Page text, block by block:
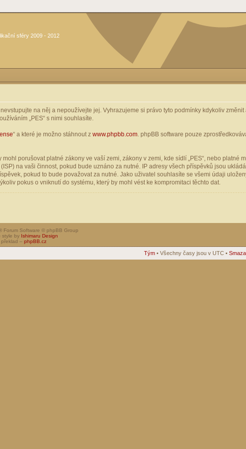
sféry 2009 - 2012
na něj a nepoužívejte jej. Vyhrazujeme si právo tyto podmínky kdykoliv
„PES“ s nimi souhlasíte.
“ a které je možno stáhnout z www.phpbb.com. phpBB software pouze
porušovat platné zákony ve vaší zemi, zákony v zemi, kde sídlí „PES“, nebo platné
na vaši činnost, pokud bude uznáno za nutné. IP adresy všech příspěvků jsou
pokud to bude považovat za nutné. Jako uživatel souhlasíte se všemi údaji
pokus o vniknutí do systému, který by mohl vést ke kompromitaci těchto dat.
Forum Software © phpBB Group
style by Ishimaru Design
překlad – phpBB.cz
Tým • Všechny časy jsou v UTC •